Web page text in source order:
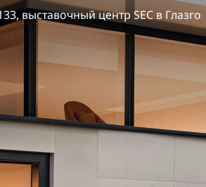
выставочный центр SEC в Глазго